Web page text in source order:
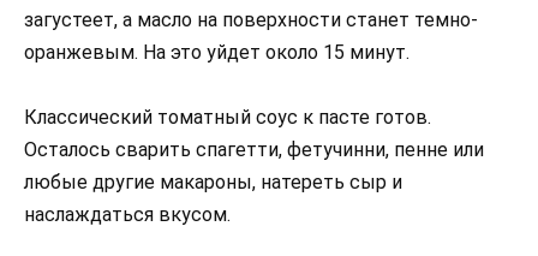
загустеет, а масло на поверхности станет темно-
оранжевым. На это уйдет около 15 минут.
Классический томатный соус к пасте готов.
Осталось сварить спагетти, фетучинни, пенне или
любые другие макароны, натереть сыр и
наслаждаться вкусом.